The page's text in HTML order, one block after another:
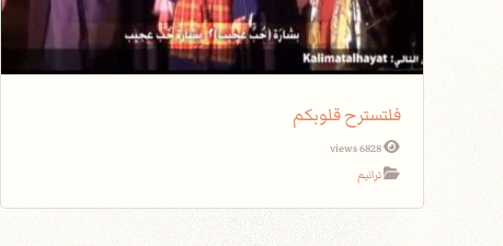
فلتسترح قلوبكم
6828 views
ترانيم